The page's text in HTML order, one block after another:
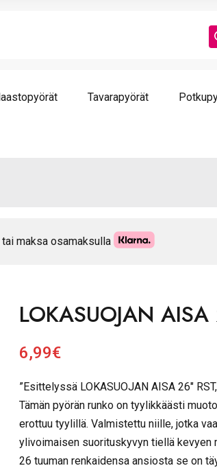
Tavarapyörät
maksa osamaksulla
LOKASUOJAN AISA
6,99€
”Esittelyssä LOKASUOJAN AISA 26″
Tämän pyörän runko on tyylikkäästi
erottuu tyylillä. Valmistettu niille, jotka
ylivoimaisen suorituskyvyn tiellä kevyen
26 tuuman renkaidensa ansiosta se on